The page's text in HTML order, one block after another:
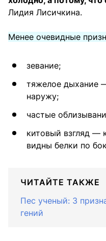
Лидия Лисичкина.
Менее очевидные
зевание;
тяжелое дыхание
наружу;
частые
китовый взгляд —
видны белки по
ЧИТАЙТЕ ТАКЖЕ
Пес ученый: 3
гений